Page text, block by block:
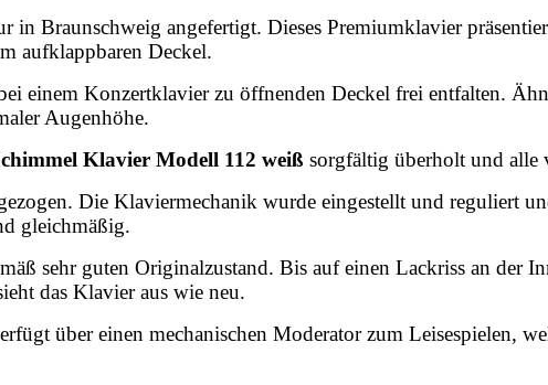
in Braunschweig angefertigt. Dieses Premiumklavier
aufklappbaren Deckel.
einem Konzertklavier zu öffnenden Deckel frei entfalten.
Augenhöhe.
Klavier Modell 112 weiß sorgfältig überholt und alle
Die Klaviermechanik wurde eingestellt und reguliert
gleichmäßig.
sehr guten Originalzustand. Bis auf einen Lackriss an der
das Klavier aus wie neu.
übereinen mechanischen Moderator zum Leisespielen,